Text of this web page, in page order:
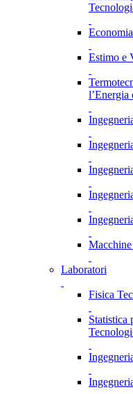
Estimo e
l’Energia
Macchine
Laboratori
Fisica
Statistica